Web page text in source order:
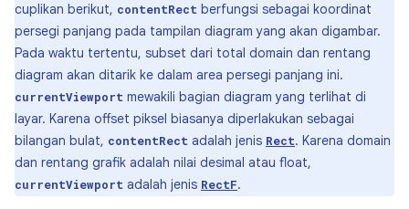
cuplikan berikut, contentRect berfungsi sebagai koordinat
persegi panjang pada tampilan diagram yang akan digambar.
Pada waktu tertentu, subset dari total domain dan rentang
diagram akan ditarik ke dalam area persegi panjang ini.
currentViewport mewakili bagian diagram yang terlihat di
layar. Karena offset piksel biasanya diperlakukan sebagai
bilangan bulat, contentRect adalah jenis Rect. Karena domain
dan rentang grafik adalah nilai desimal atau float,
currentViewport adalah jenis RectF.